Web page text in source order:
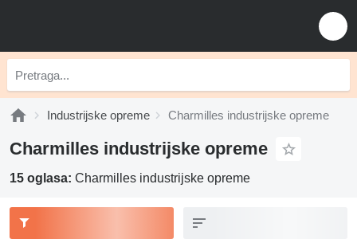
Industrijske opreme Charmilles industrijske opreme
Charmilles industrijske opreme
15 oglasa: Charmilles industrijske opreme